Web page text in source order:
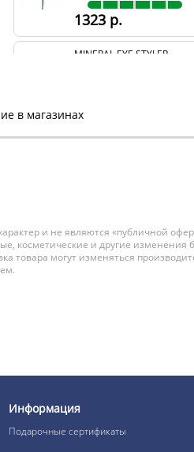
1323 р.
MINERAL EYE STYLER
1323 р.
в магазинах
и не являются «публичной
косметические и другие изменения
товара могут изменяться
Информация
Подарочные сертификаты